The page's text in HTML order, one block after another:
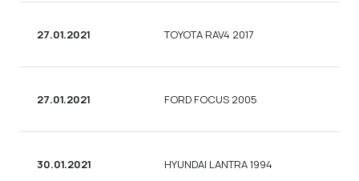
27.01.2021 TOYOTA RAV4 2017
27.01.2021 FORD FOCUS 2005
30.01.2021 HYUNDAI LANTRA 1994